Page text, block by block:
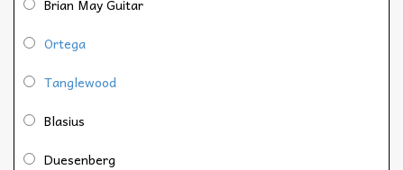
Brian May Guitar
Ortega
Tanglewood
Blasius
Duesenberg